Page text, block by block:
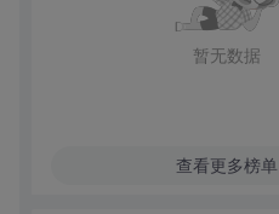
暂无数据
查看更多榜单